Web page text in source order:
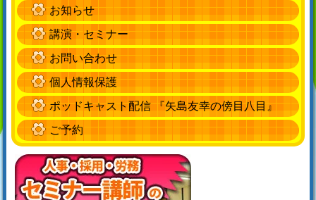
お知らせ
講演・セミナー
お問い合わせ
個人情報保護
ポッドキャスト配信 『矢島友幸の傍目八目』
ご予約